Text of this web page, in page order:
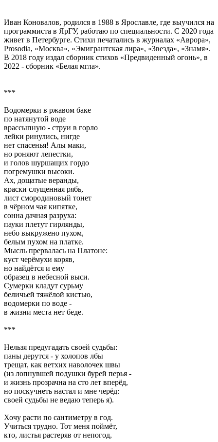
Иван Коновалов, родился в 1988 в Ярославле, где выучился на
программиста в ЯрГУ, работаю по специальности. С 2020 года
живет в Петербурге. Стихи печатались в журналах «Аврора»,
Prosodia, «Москва», «Эмигрантская лира», «Звезда», «Знамя».
В 2018 году издал сборник стихов «Предвиденный огонь», в
2022 - сборник «Белая мгла».
***
Водомерки в ржавом баке
по натянутой воде
врассыпную - струи в горло
лейки ринулись, нигде
нет спасенья! Алы маки,
но роняют лепестки,
и голов шуршащих гордо
погремушки высоки.
Ах, дощатые веранды,
краски слущенная рябь,
лист смородиновый тонет
в чёрном чая кипятке,
сонна дачная разруха:
пауки плетут гирлянды,
небо выкружено пухом,
белым пухом на платке.
Мысль прервалась на Платоне:
куст черёмухи коряв,
но найдётся и ему
образец в небесной выси.
Сумерки кладут сурьму
беличьей тяжёлой кистью,
водомерки по воде -
в жизни места нет беде.
***
Нельзя предугадать своей судьбы:
паны дерутся - у холопов лбы
трещат, как ветхих наволочек швы
(из лопнувшей подушки бурей перья -
и жизнь прозрачна на сто лет вперёд,
но поскучнеть настал и мне черёд:
своей судьбы не ведаю теперь я).
Хочу расти по сантиметру в год.
Учиться трудно. Тот меня поймёт,
кто, листья растеряв от непогод,